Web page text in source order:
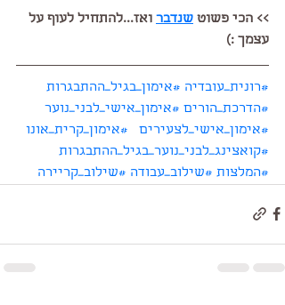
>> הכי פשוט שנדבר ואז...להתחיל לעוף על
עצמך :)
#רונית_עובדיה #אימון_בגיל_ההתבגרות
#הדרכת_הורים #אימון_אישי_לבני_נוער
#אימון_אישי_לצעירים
#אימון_קרית_אונו
#קואצינג_לבני_נוער_בגיל_ההתבגרות
#המלצות #שילוב_עבודה #שילוב_קריירה